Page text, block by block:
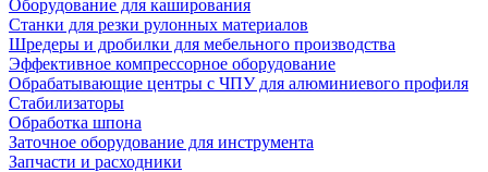
Оборудование для каширования
Станки для резки рулонных материалов
Шредеры и дробилки для мебельного производства
Эффективное компрессорное оборудование
Обрабатывающие центры с ЧПУ для алюминиевого профиля
Стабилизаторы
Обработка шпона
Заточное оборудование для инструмента
Запчасти и расходники